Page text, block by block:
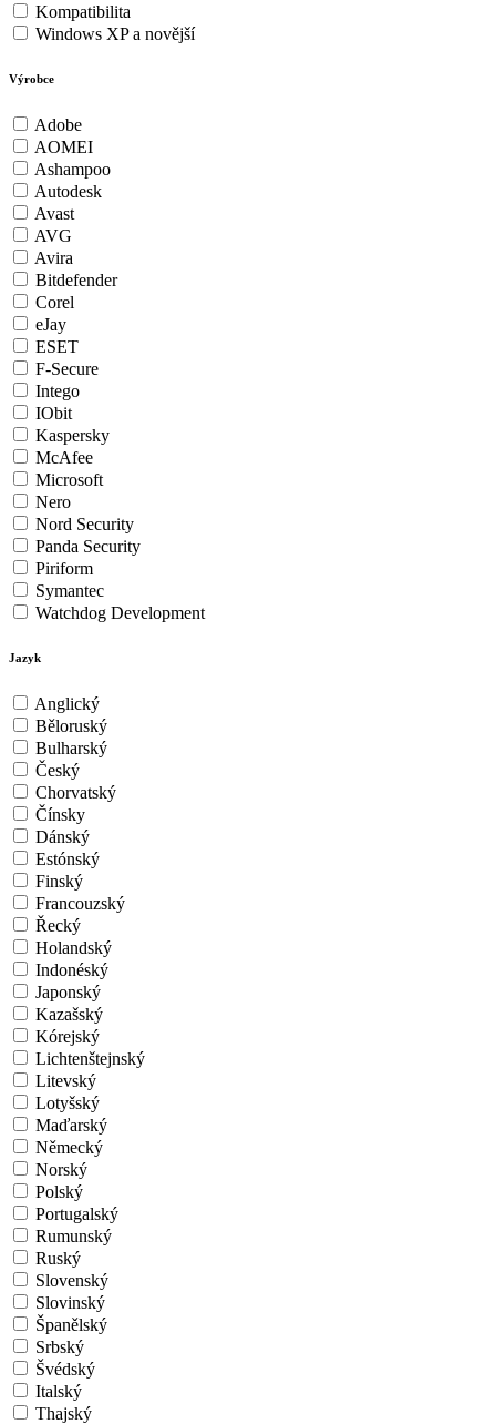
Kompatibilita
Windows XP a novější
Výrobce
Adobe
AOMEI
Ashampoo
Autodesk
Avast
AVG
Avira
Bitdefender
Corel
eJay
ESET
F-Secure
Intego
IObit
Kaspersky
McAfee
Microsoft
Nero
Nord Security
Panda Security
Piriform
Symantec
Watchdog Development
Jazyk
Anglický
Běloruský
Bulharský
Český
Chorvatský
Čínsky
Dánský
Estónský
Finský
Francouzský
Řecký
Holandský
Indonéský
Japonský
Kazašský
Kórejský
Lichtenštejnský
Litevský
Lotyšský
Maďarský
Německý
Norský
Polský
Portugalský
Rumunský
Ruský
Slovenský
Slovinský
Španělský
Srbský
Švédský
Italský
Thajský